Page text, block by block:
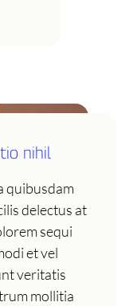
nihil
quibusdam
delectus at
sequi
et vel
veritatis
mollitia